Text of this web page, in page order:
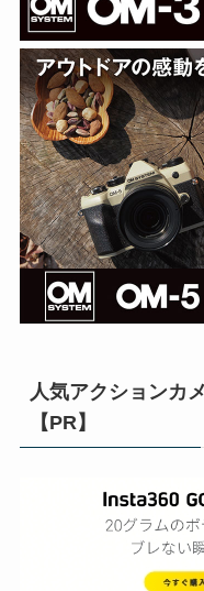
人気アクションカ
【PR】